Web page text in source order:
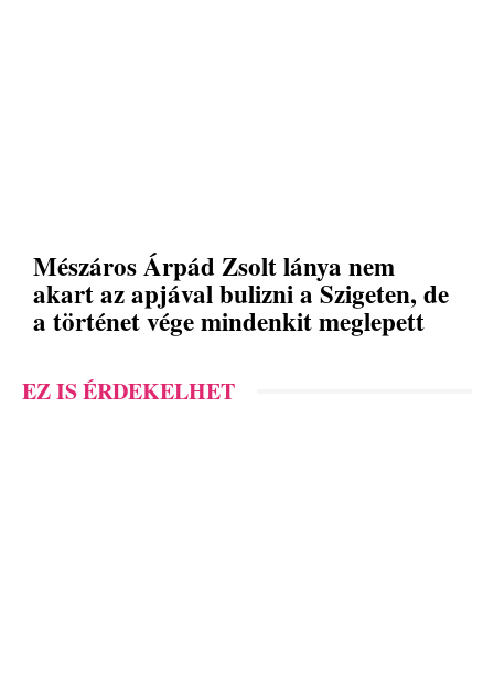
Mészáros Árpád Zsolt lánya nem
akart az apjával bulizni a Szigeten, de
a történet vége mindenkit meglepett
EZ IS ÉRDEKELHET